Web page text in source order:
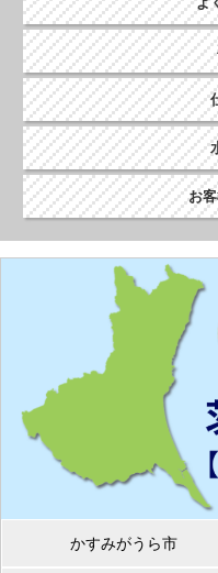
お
かすみがうら市